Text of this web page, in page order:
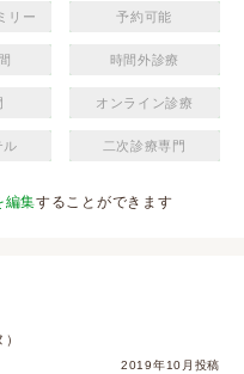
リー 予約可能
時間外診療
オンライン診療
ル 二次診療専門
編集することができます
2019年10月投稿